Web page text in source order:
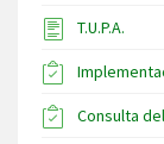
T.U.P.A.
Consulta